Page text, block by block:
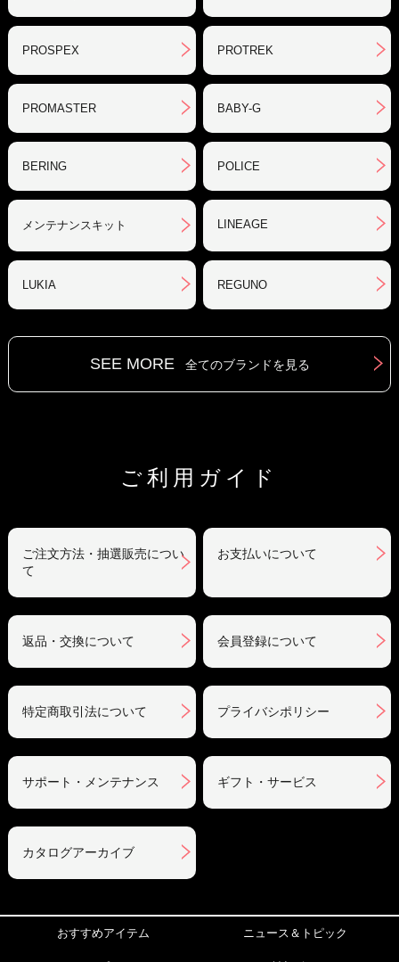
PROSPEX PROTREK
PROMASTER BABY-G
BERING POLICE
メンテナンスキット LINEAGE
LUKIA REGUNO
SEE MORE 全てのブランドを見る
ご利用ガイド
ご注文方法・抽選販売につい
て
お支払いについて
返品・交換について 会員登録について
特定商取引法について プライバシポリシー
サポート・メンテナンス ギフト・サービス
カタログアーカイブ
おすすめアイテム ニュース＆トピック